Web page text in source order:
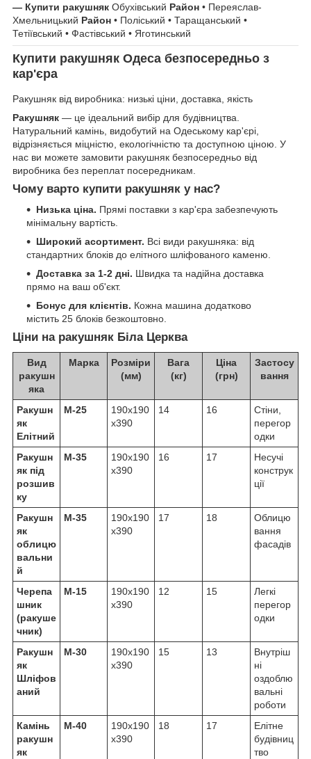
— Купити ракушняк Обухівський Район • Переяслав-
Хмельницький Район • Поліський • Таращанський •
Тетіївський • Фастівський • Яготинський
Купити ракушняк Одеса безпосередньо з
кар'єра
Ракушняк від виробника: низькі ціни, доставка, якість
Ракушняк — це ідеальний вибір для будівництва.
Натуральний камінь, видобутий на Одеському кар'єрі,
відрізняється міцністю, екологічністю та доступною ціною. У
нас ви можете замовити ракушняк безпосередньо від
виробника без переплат посередникам.
Чому варто купити ракушняк у нас?
Низька ціна. Прямі поставки з кар'єра забезпечують
мінімальну вартість.
Широкий асортимент. Всі види ракушняка: від
стандартних блоків до елітного шліфованого каменю.
Доставка за 1-2 дні. Швидка та надійна доставка
прямо на ваш об'єкт.
Бонус для клієнтів. Кожна машина додатково
містить 25 блоків безкоштовно.
Ціни на ракушняк Біла Церква
Вид
ракушн
яка
Марка
Розміри
(мм)
Вага
(кг)
Ціна
(грн)
Застосу
вання
Ракушн
як
Елітний
М-25
190х190
х390
14 16
Стіни,
перегор
одки
Ракушн
як під
розшив
ку
М-35
190х190
х390
16 17
Несучі
конструк
ції
Ракушн
як
облицю
вальни
й
М-35
190х190
х390
17 18
Облицю
вання
фасадів
Черепа
шник
(ракуше
чник)
М-15
190х190
х390
12 15
Легкі
перегор
одки
Ракушн
як
Шліфов
аний
М-30
190х190
х390
15 13
Внутріш
ні
оздоблю
вальні
роботи
Камінь
ракушн
як
М-40
190х190
х390
18 17
Елітне
будівниц
тво